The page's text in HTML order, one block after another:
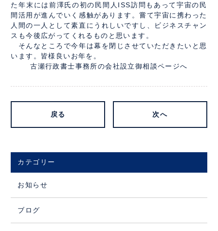
た年末には前澤氏の初の民間人ISS訪問もあって宇宙の民
間活用が進んでいく感触があります。嘗て宇宙に携わった
人間の一人として素直にうれしいですし、ビジネスチャン
スも今後広がってくれるものと思います。
そんなところで今年は幕を閉じさせていただきたいと思
います。皆様良いお年を。
古瀬行政書士事務所の会社設立御相談ページへ
戻る 次へ
カテゴリー
お知らせ
ブログ